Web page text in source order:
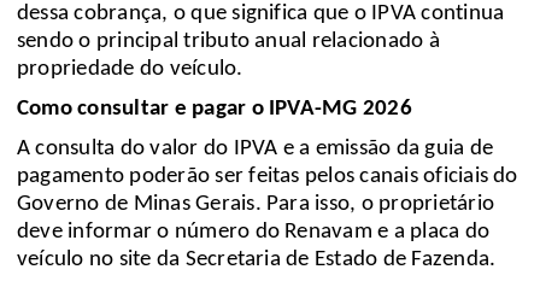
dessa cobrança, o que significa que o IPVA continua
sendo o principal tributo anual relacionado à
propriedade do veículo.
Como consultar e pagar o IPVA-MG 2026
A consulta do valor do IPVA e a emissão da guia de
pagamento poderão ser feitas pelos canais oficiais do
Governo de Minas Gerais. Para isso, o proprietário
deve informar o número do Renavam e a placa do
veículo no site da Secretaria de Estado de Fazenda.